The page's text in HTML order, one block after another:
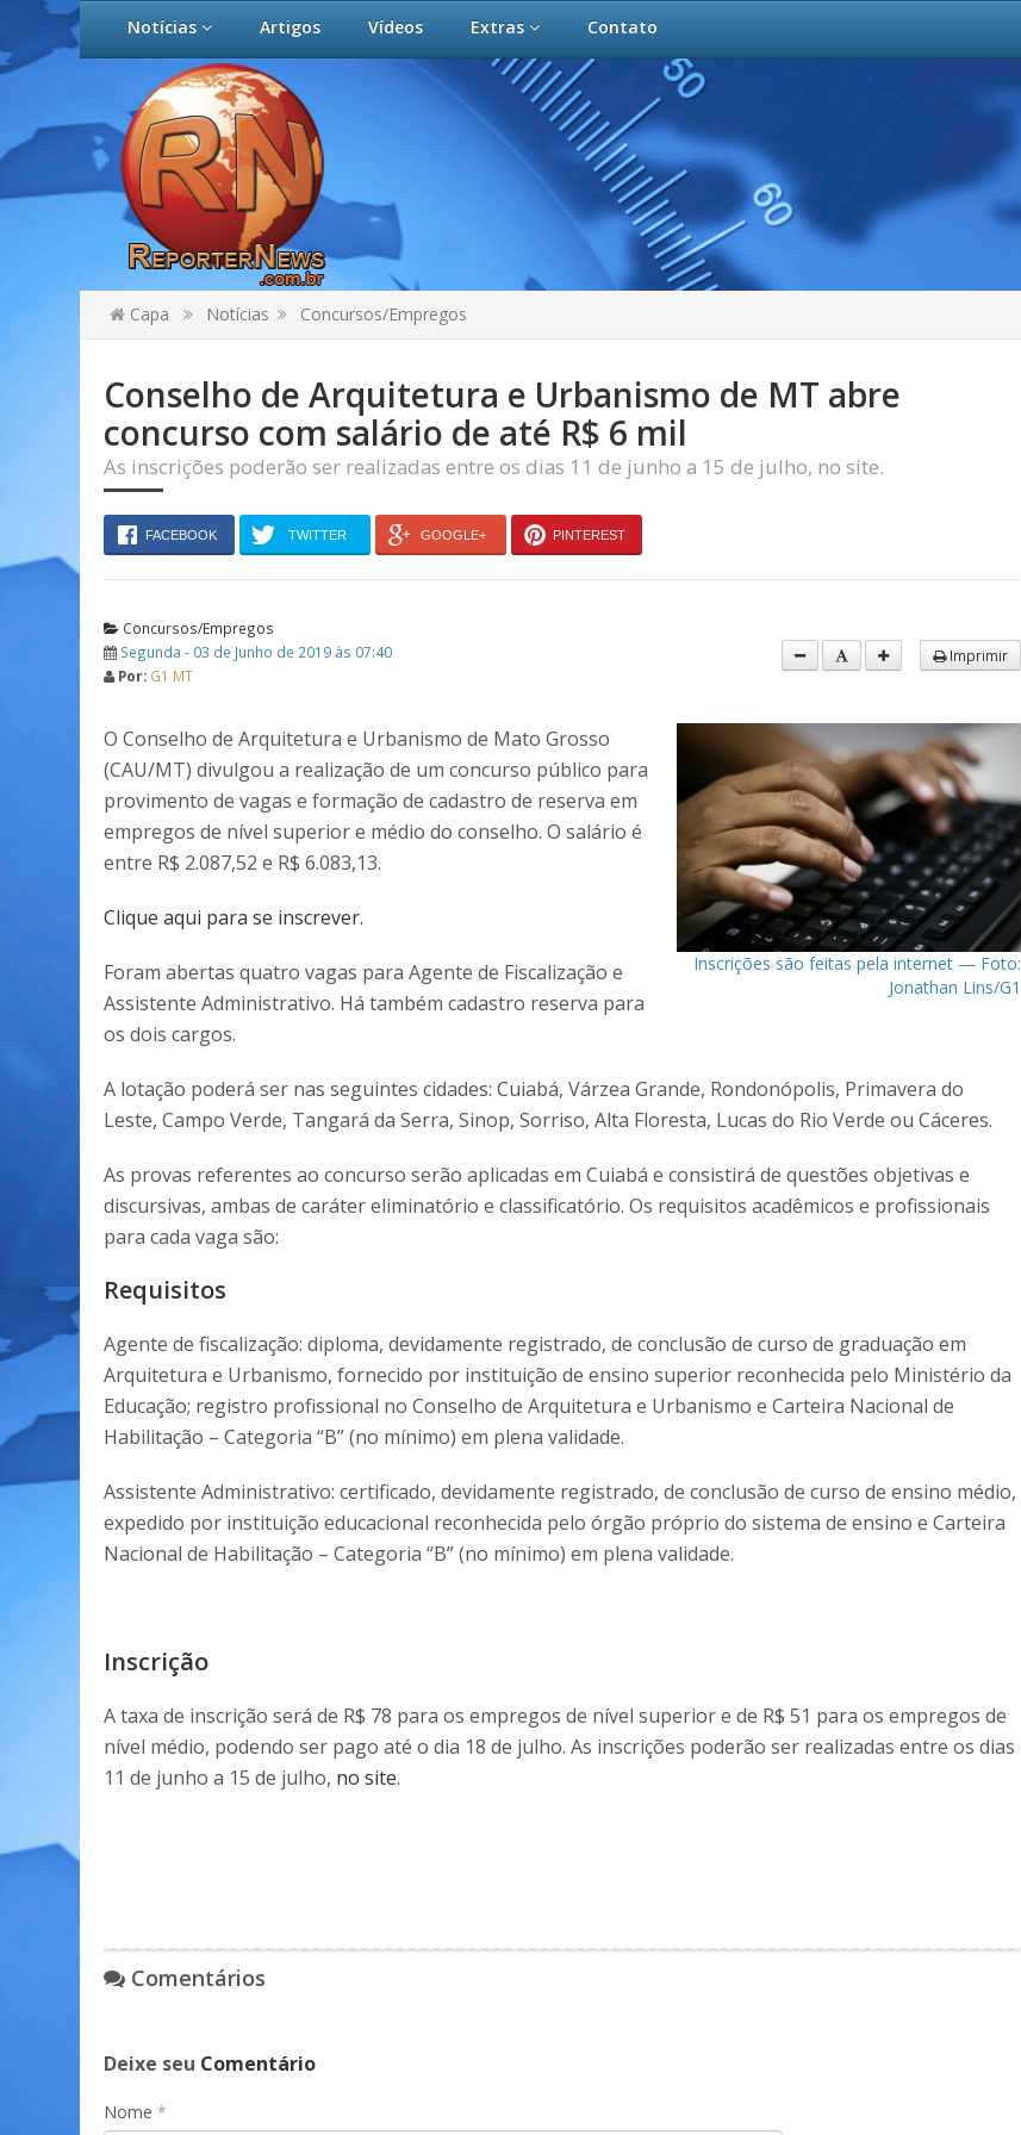
Notícias Artigos Vídeos Extras Contato
Capa Notícias Concursos/Empregos
Conselho de Arquitetura e Urbanismo de MT abre
concurso com salário de até R$ 6 mil
As inscrições poderão ser realizadas entre os dias 11 de junho a 15 de julho, no site.
FACEBOOK TWITTER GOOGLE+ PINTEREST
Concursos/Empregos
Segunda - 03 de Junho de 2019 às 07:40
Por: G1 MT
Imprimir
Inscrições são feitas pela internet — Foto:
Jonathan Lins/G1
O Conselho de Arquitetura e Urbanismo de Mato Grosso
(CAU/MT) divulgou a realização de um concurso público para
provimento de vagas e formação de cadastro de reserva em
empregos de nível superior e médio do conselho. O salário é
entre R$ 2.087,52 e R$ 6.083,13.
Clique aqui para se inscrever.
Foram abertas quatro vagas para Agente de Fiscalização e
Assistente Administrativo. Há também cadastro reserva para
os dois cargos.
A lotação poderá ser nas seguintes cidades: Cuiabá, Várzea Grande, Rondonópolis, Primavera do
Leste, Campo Verde, Tangará da Serra, Sinop, Sorriso, Alta Floresta, Lucas do Rio Verde ou Cáceres.
As provas referentes ao concurso serão aplicadas em Cuiabá e consistirá de questões objetivas e
discursivas, ambas de caráter eliminatório e classificatório. Os requisitos acadêmicos e profissionais
para cada vaga são:
Requisitos
Agente de fiscalização: diploma, devidamente registrado, de conclusão de curso de graduação em
Arquitetura e Urbanismo, fornecido por instituição de ensino superior reconhecida pelo Ministério da
Educação; registro profissional no Conselho de Arquitetura e Urbanismo e Carteira Nacional de
Habilitação – Categoria “B” (no mínimo) em plena validade.
Assistente Administrativo: certificado, devidamente registrado, de conclusão de curso de ensino médio,
expedido por instituição educacional reconhecida pelo órgão próprio do sistema de ensino e Carteira
Nacional de Habilitação – Categoria “B” (no mínimo) em plena validade.
Inscrição
A taxa de inscrição será de R$ 78 para os empregos de nível superior e de R$ 51 para os empregos de
nível médio, podendo ser pago até o dia 18 de julho. As inscrições poderão ser realizadas entre os dias
11 de junho a 15 de julho, no site.
Comentários
Deixe seu Comentário
Nome *